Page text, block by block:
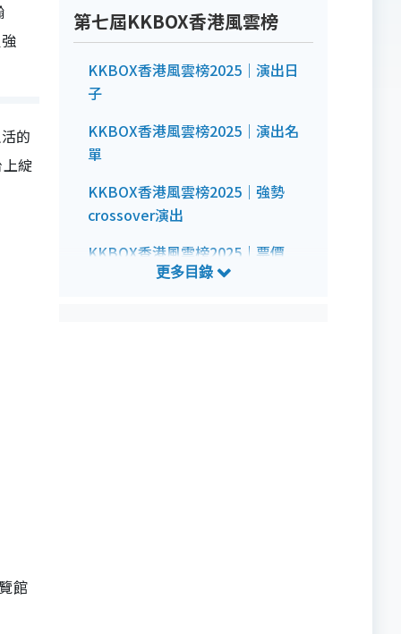
的
綻
館
第七屆KKBOX香港風雲榜
KKBOX香港風雲榜2025｜演出日
子
KKBOX香港風雲榜2025｜演出名
單
KKBOX香港風雲榜2025｜強勢
crossover演出
KKBOX香港風雲榜2025｜票價